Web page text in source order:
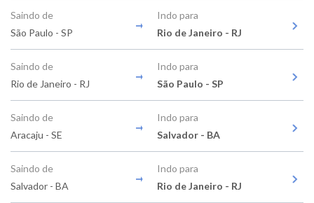
Saindo de
São Paulo - SP
Indo para
Rio de Janeiro - RJ
Saindo de
Rio de Janeiro - RJ
Indo para
São Paulo - SP
Saindo de
Aracaju - SE
Indo para
Salvador - BA
Saindo de
Salvador - BA
Indo para
Rio de Janeiro - RJ